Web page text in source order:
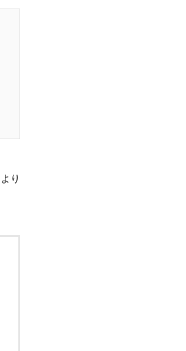
より